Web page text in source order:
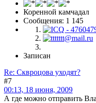
Коренной камчадал
Сообщения: 1 145
Записан
Re: Сквроцова уходят?
#7
00:13, 18 июня, 2009
А где можно отправить